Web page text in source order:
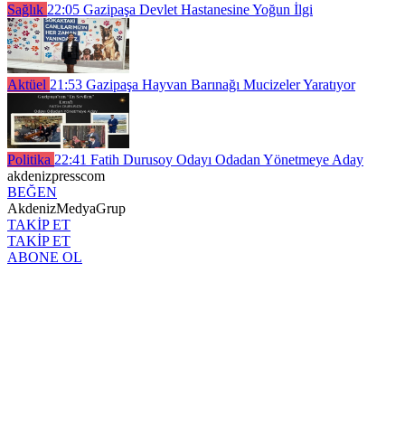
Sağlık 22:05 Gazipaşa Devlet Hastanesine Yoğun İlgi
Aktüel 21:53 Gazipaşa Hayvan Barınağı Mucizeler Yaratıyor
Politika 22:41 Fatih Durusoy Odayı Odadan Yönetmeye Aday
akdenizpresscom
BEĞEN
AkdenizMedyaGrup
TAKİP ET
TAKİP ET
ABONE OL